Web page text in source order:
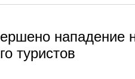
нападение
туристов